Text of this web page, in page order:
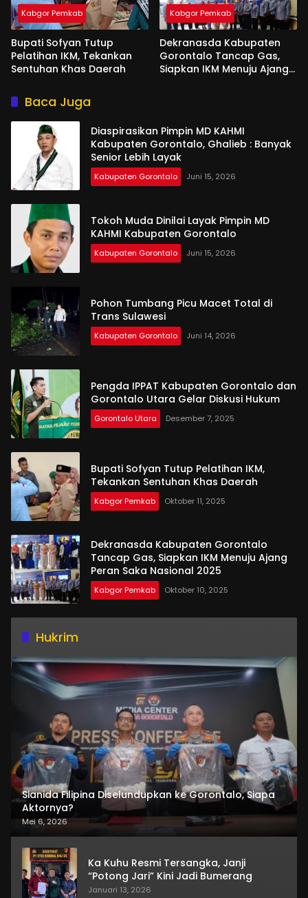
Kabgor Pemkab
Bupati Sofyan Tutup
Pelatihan IKM, Tekankan
Sentuhan Khas Daerah
Kabgor Pemkab
Dekranasda Kabupaten
Gorontalo Tancap Gas,
Siapkan IKM Menuju Ajang
Baca Juga
Diaspirasikan Pimpin MD KAHMI
Kabupaten Gorontalo, Ghalieb : Banyak
Senior Lebih Layak
Kabupaten Gorontalo Juni 15, 2026
Tokoh Muda Dinilai Layak Pimpin MD
KAHMI Kabupaten Gorontalo
Kabupaten Gorontalo Juni 15, 2026
Pohon Tumbang Picu Macet Total di
Trans Sulawesi
Kabupaten Gorontalo Juni 14, 2026
Pengda IPPAT Kabupaten Gorontalo dan
Gorontalo Utara Gelar Diskusi Hukum
Gorontalo Utara Desember 7, 2025
Bupati Sofyan Tutup Pelatihan IKM,
Tekankan Sentuhan Khas Daerah
Kabgor Pemkab Oktober 11, 2025
Dekranasda Kabupaten Gorontalo
Tancap Gas, Siapkan IKM Menuju Ajang
Peran Saka Nasional 2025
Kabgor Pemkab Oktober 10, 2025
Hukrim
Sianida Filipina Diselundupkan ke Gorontalo, Siapa
Aktornya?
Mei 6, 2026
Ka Kuhu Resmi Tersangka, Janji
“Potong Jari” Kini Jadi Bumerang
Januari 13, 2026